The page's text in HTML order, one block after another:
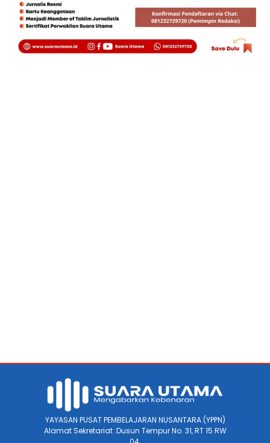
YAYASAN PUSAT PEMBELAJARAN NUSANTARA (YPPN)
Alamat Sekretariat :Dusun Tempur No. 31, RT 15 RW